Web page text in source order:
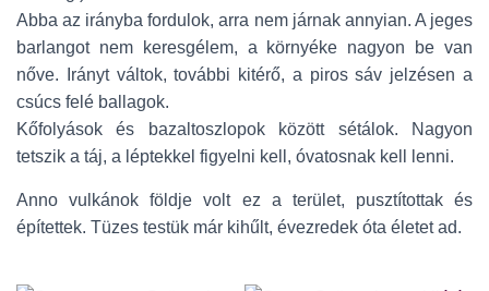
Abba az irányba fordulok, arra nem járnak annyian. A jeges
barlangot nem keresgélem, a környéke nagyon be van
nőve. Irányt váltok, további kitérő, a piros sáv jelzésen a
csúcs felé ballagok.
Kőfolyások és bazaltoszlopok között sétálok. Nagyon
tetszik a táj, a léptekkel figyelni kell, óvatosnak kell lenni.
Anno vulkánok földje volt ez a terület, pusztítottak és
építettek. Tüzes testük már kihűlt, évezredek óta életet ad.